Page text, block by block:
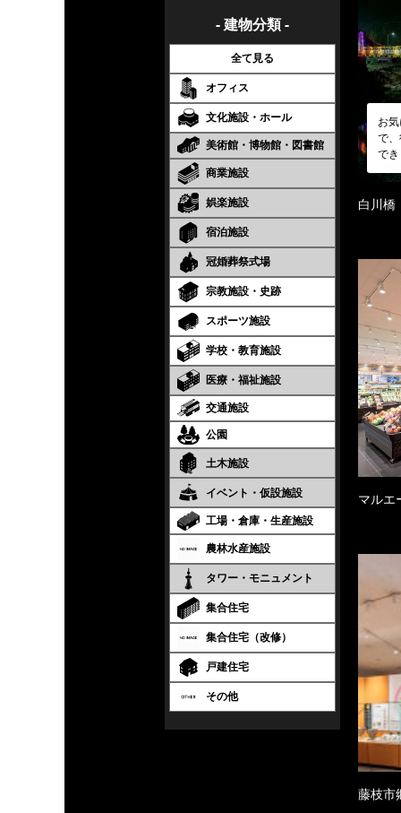
- 建物分類 -
全て見る
オフィス
文化施設・ホール
美術館・博物館・図書館
商業施設
娯楽施設
宿泊施設
冠婚葬祭式場
宗教施設・史跡
スポーツ施設
学校・教育施設
医療・福祉施設
交通施設
公園
土木施設
イベント・仮設施設
工場・倉庫・生産施設
農林水産施設
タワー・モニュメント
集合住宅
集合住宅（改修）
戸建住宅
その他
お
で
で
白川橋
マルエ
藤枝市